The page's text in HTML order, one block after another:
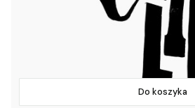
Do koszyka